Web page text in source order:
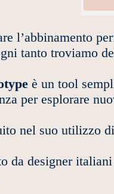
l’abbinamento
tanto troviamo
è un tool
per esplorare
nel suo utilizzo
da designer